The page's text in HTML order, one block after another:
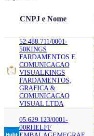
CNPJ e Nome
52.488.711/0001-
50KINGS
FARDAMENTOS E
COMUNICACAO
VISUALKINGS
FARDAMENTOS,
GRAFICA &
COMUNICACAO
VISUAL LTDA
05.629.123/0001-
00RHELFF